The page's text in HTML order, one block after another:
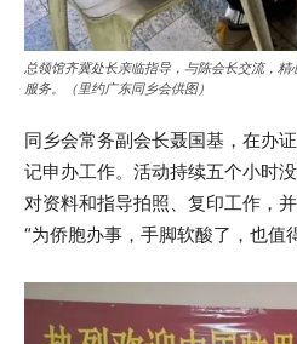
总领馆齐冀处长亲临指导，与陈会长交流，
服务。（里约广东同乡会供图）
同乡会常务副会长聂国基，在办
记申办工作。活动持续五个小时
对资料和指导拍照、复印工作，
“为侨胞办事，手脚软酸了，也值